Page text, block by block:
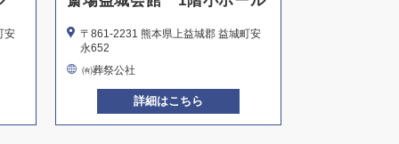
安
〒861-2231 熊本県上益城郡 益城町安
永652
㈲葬祭公社
詳細はこちら